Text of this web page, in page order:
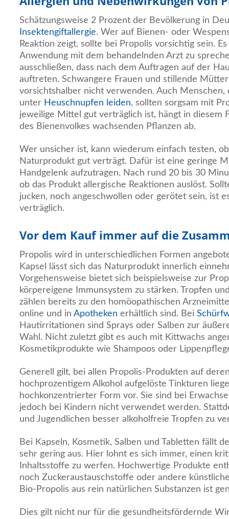
Schätzungsweise 2 Prozent der Bevölkerung in
Insektengiftallergie. Wer auf Bienen- oder
Reaktion zeigt, sollte bei Propolis vorsichtig sein.
Anwendung mit dem behandelnden Arzt zu
ausschließen, dass nach dem Auftragen auf der
auftreten. Schwangere Frauen und stillende
vorsichtshalber nicht verwenden. Auch Menschen,
unter Heuschnupfen leiden, sollten sorgsam mit
jeweilige Mittel gut verträglich ist, hängt in diesem
des Bienenvolkes wachsenden Pflanzen ab.
Wer unsicher ist, kann wiederum einfach testen,
Naturprodukt gut verträgt. Dafür ist eine geringe
Handgelenk aufzutragen. Nach rund 20 bis 30
ob das Produkt allergische Reaktionen auslöst.
jucken, noch angeschwollen oder gerötet sein, ist
verträglich.
Vor dem Kauf immer auf die
Propolis wird in unterschiedlichen Formen
Kapsel lässt sich das Naturprodukt innerlich
Vorgehensweise bietet sich beispielsweise zur
körpereigene Immunsystem zu stärken. Tropfen
zählen bereits zu den homöopathischen
online und in Apotheken erhältlich sind. Bei
Hautirritationen sind Sprays oder Salben zur
Wahl. Nicht zuletzt gibt es auch mit Kittwachs
Kosmetikprodukte wie Shampoos oder
Generell gilt, bei allen Propolis-Produkten auf
hochprozentigem Alkohol aufgelöste Tinkturen
hochkonzentrierter Form vor. Sie sind bei
jedoch bei Kindern nicht verwendet werden.
und Jugendlichen besser alkoholfreie Tropfen zu
Bei Kapseln, Kosmetik, Salben und Tabletten fällt
sehr gering aus. Hier lohnt es sich immer, einen
Inhaltsstoffe zu werfen. Hochwertige Produkte
noch Zuckeraustauschstoffe oder andere
Bio-Propolis aus rein natürlichen Substanzen ist
Dies gilt nicht nur für die gesundheitsfördernde